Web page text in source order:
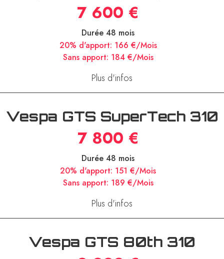
Vespa GTS SuperSport 310
7 600 €
Durée 48 mois
20% d'apport:166 €/Mois
Sans apport:184 €/Mois
Vespa GTS SuperTech 310
7 800 €
Durée 48 mois
20% d'apport:151 €/Mois
Sans apport:189 €/Mois